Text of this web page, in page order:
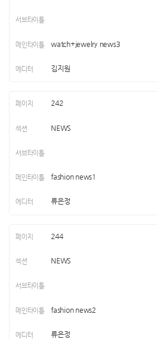
watch+jewelry news3
김지원
242
NEWS
fashion news1
류은정
244
NEWS
fashion news2
류은정